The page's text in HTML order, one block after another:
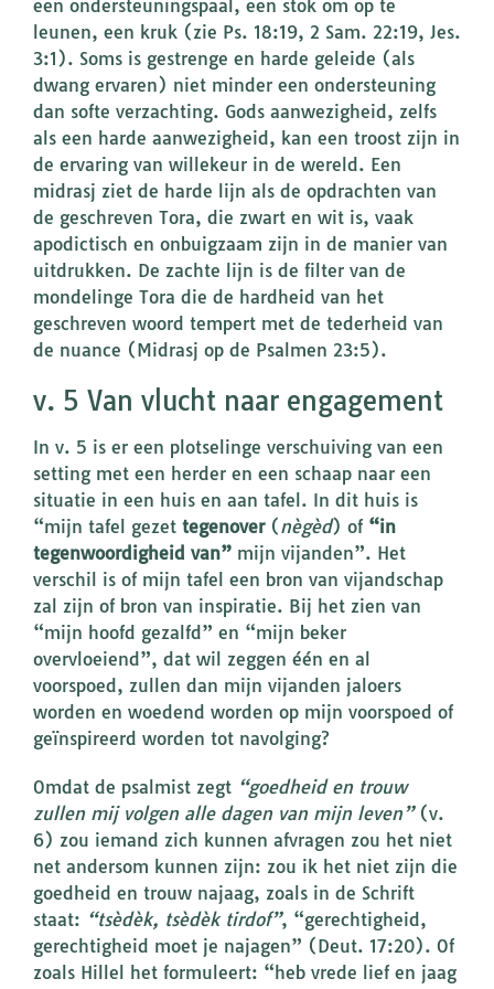
een ondersteuningspaal, een stok om op te
leunen, een kruk (zie Ps. 18:19, 2 Sam. 22:19, Jes.
3:1). Soms is gestrenge en harde geleide (als
dwang ervaren) niet minder een ondersteuning
dan softe verzachting. Gods aanwezigheid, zelfs
als een harde aanwezigheid, kan een troost zijn in
de ervaring van willekeur in de wereld. Een
midrasj ziet de harde lijn als de opdrachten van
de geschreven Tora, die zwart en wit is, vaak
apodictisch en onbuigzaam zijn in de manier van
uitdrukken. De zachte lijn is de filter van de
mondelinge Tora die de hardheid van het
geschreven woord tempert met de tederheid van
de nuance (Midrasj op de Psalmen 23:5).
v. 5 Van vlucht naar engagement
In v. 5 is er een plotselinge verschuiving van een
setting met een herder en een schaap naar een
situatie in een huis en aan tafel. In dit huis is
“mijn tafel gezet tegenover(nègèd) of “in
tegenwoordigheid van” mijn vijanden”. Het
verschil is of mijn tafel een bron van vijandschap
zal zijn of bron van inspiratie. Bij het zien van
“mijn hoofd gezalfd” en “mijn beker
overvloeiend”, dat wil zeggen één en al
voorspoed, zullen dan mijn vijanden jaloers
worden en woedend worden op mijn voorspoed of
geïnspireerd worden tot navolging?
Omdat de psalmist zegt “goedheid en trouw
zullen mij volgen alle dagen van mijn leven” (v.
6) zou iemand zich kunnen afvragen zou het niet
net andersom kunnen zijn: zou ik het niet zijn die
goedheid en trouw najaag, zoals in de Schrift
staat: “tsèdèk, tsèdèk tirdof”, “gerechtigheid,
gerechtigheid moet je najagen” (Deut. 17:20). Of
zoals Hillel het formuleert: “heb vrede lief en jaag